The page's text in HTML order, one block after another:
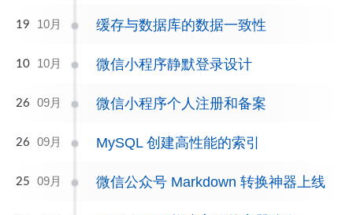
19 10月 缓存与数据库的数据一致性
10 10月 微信小程序静默登录设计
26 09月 微信小程序个人注册和备案
26 09月 MySQL 创建高性能的索引
25 09月 微信公众号 Markdown 转换神器上线